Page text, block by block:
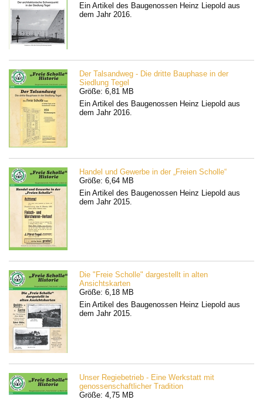
Ein Artikel des Baugenossen Heinz Liepold aus
dem Jahr 2016.
Der Talsandweg - Die dritte Bauphase in der
Siedlung Tegel
Größe: 6,81 MB
Ein Artikel des Baugenossen Heinz Liepold aus
dem Jahr 2016.
Handel und Gewerbe in der „Freien Scholle“
Größe: 6,64 MB
Ein Artikel des Baugenossen Heinz Liepold aus
dem Jahr 2015.
Die "Freie Scholle" dargestellt in alten
Ansichtskarten
Größe: 6,18 MB
Ein Artikel des Baugenossen Heinz Liepold aus
dem Jahr 2015.
Unser Regiebetrieb - Eine Werkstatt mit
genossenschaftlicher Tradition
Größe: 4,75 MB